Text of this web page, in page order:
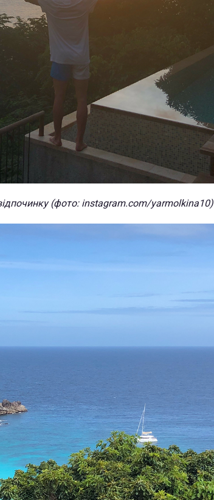
(фото: instagram.com/yarmolkina10)